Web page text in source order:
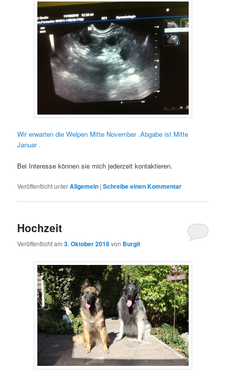
Wir erwarten die Welpen Mitte November .Abgabe ist Mitte
Januar .
Bei Interesse können sie mich jederzeit kontaktieren.
Veröffentlicht unterAllgemein |Schreibe einen Kommentar
Hochzeit
Veröffentlicht am3. Oktober 2018von Burgit